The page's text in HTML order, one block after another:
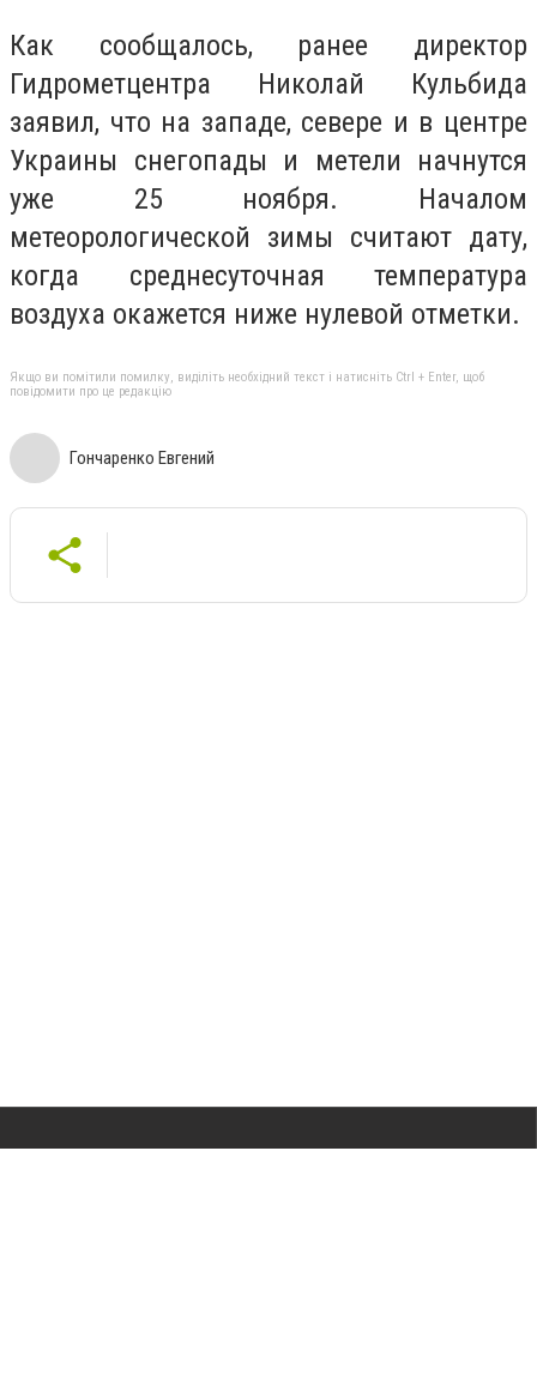
Как сообщалось, ранее директор
Гидрометцентра Николай Кульбида
заявил, что на западе, севере и в центре
Украины снегопады и метели начнутся
уже 25 ноября. Началом
метеорологической зимы считают дату,
когда среднесуточная температура
воздуха окажется ниже нулевой отметки.
Якщо ви помітили помилку, виділіть необхідний текст і натисніть Ctrl + Enter, щоб
повідомити про це редакцію
Гончаренко Евгений